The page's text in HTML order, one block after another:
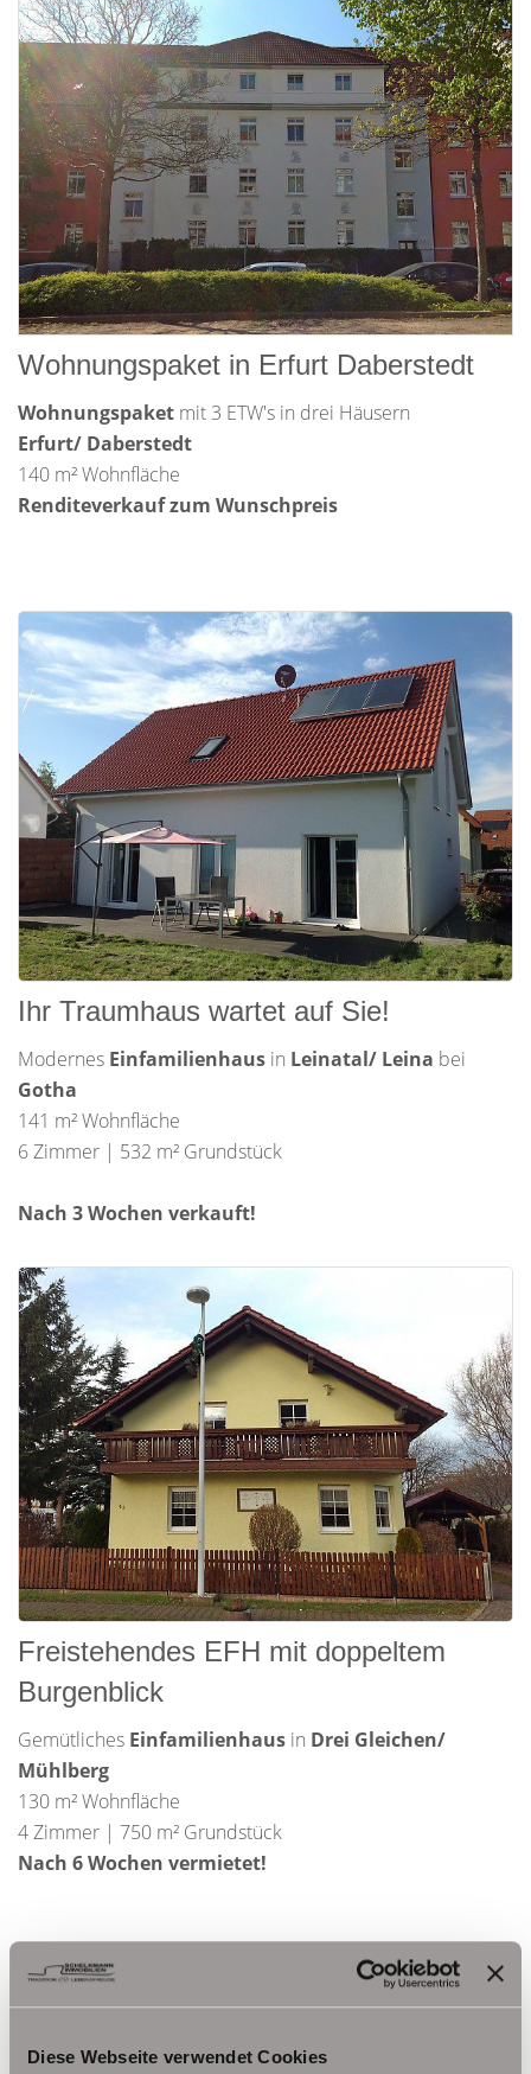
Diese Webseite verwendet Cookies
Wohnungspaket in Erfurt Daberstedt
Wohnungspaket mit 3 ETW's in drei Häusern
Erfurt/ Daberstedt
140 m² Wohnfläche
Renditeverkauf zum Wunschpreis
Ihr Traumhaus wartet auf Sie!
Modernes Einfamilienhaus in Leinatal/ Leina bei
Gotha
141 m² Wohnfläche
6 Zimmer | 532 m² Grundstück
Nach 3 Wochen verkauft!
Freistehendes EFH mit doppeltem
Burgenblick
Gemütliches Einfamilienhaus in Drei Gleichen/
Mühlberg
130 m² Wohnfläche
4 Zimmer | 750 m² Grundstück
Nach 6 Wochen vermietet!